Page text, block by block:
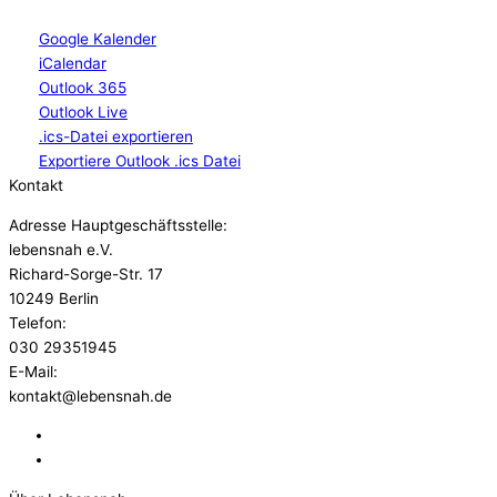
Google Kalender
iCalendar
Outlook 365
Outlook Live
.ics-Datei exportieren
Exportiere Outlook .ics Datei
Kontakt
Adresse Hauptgeschäftsstelle:
lebensnah e.V.
Richard-Sorge-Str. 17
10249 Berlin
Telefon:
030 29351945
E-Mail:
kontakt@lebensnah.de